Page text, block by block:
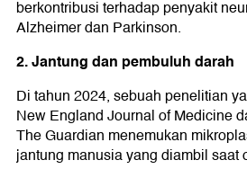
berkontribusi terhadap penyakit
Alzheimer dan Parkinson.
2. Jantung dan pembuluh darah
Di tahun 2024, sebuah penelitian
New England Journal of Medicine
The Guardian menemukan
jantung manusia yang diambil saat